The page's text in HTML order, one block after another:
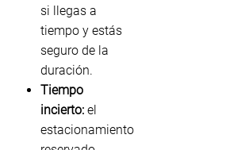
si llegas a
tiempo y estás
seguro de la
duración.
Tiempo
incierto: el
estacionamiento